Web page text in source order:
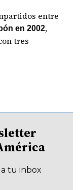
entre
en 2002,
tres
tu inbox